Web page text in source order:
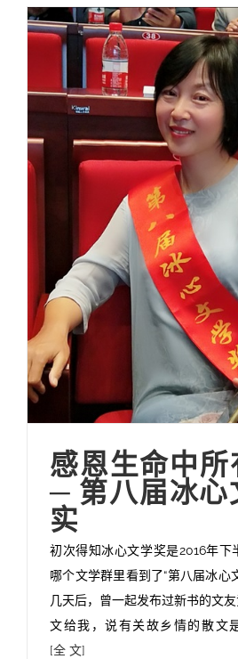
感恩生命中所
─ 第八届冰心
实
初次得知冰心文学奖是2016年下
哪个文学群里看到了“第八届冰心
几天后，曾一起发布过新书的文
文给我，说有关故乡情的散文
[全 文]